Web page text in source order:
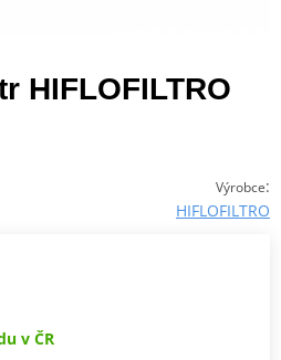
HIFLOFILTRO
Výrobce:
HIFLOFILTRO
v ČR